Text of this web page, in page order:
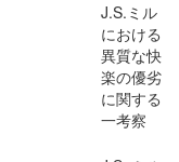
J.S.ミル
における
異質な快
楽の優劣
に関する
一考察